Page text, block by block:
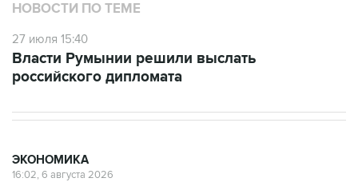
НОВОСТИ ПО ТЕМЕ
27 июля 15:40
Власти Румынии решили выслать
российского дипломата
ЭКОНОМИКА
16:02, 6 августа 2026